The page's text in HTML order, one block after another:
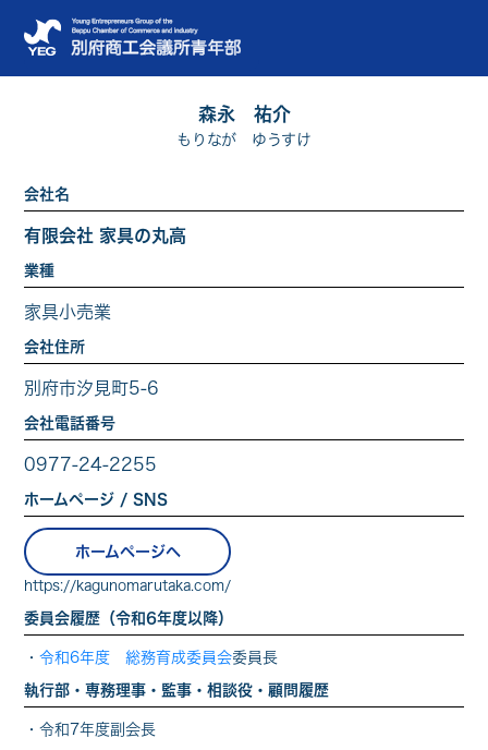
森永 祐介
もりなが ゆうすけ
会社名
有限会社 家具の丸高
業種
家具小売業
会社住所
別府市汐見町5-6
会社電話番号
0977-24-2255
ホームページ / SNS
ホームページへ
https://kagunomarutaka.com/
委員会履歴（令和6年度以降）
・ 令和6年度 総務育成委員会委員長
執行部・専務理事・監事・相談役・顧問履歴
・ 令和7年度副会長